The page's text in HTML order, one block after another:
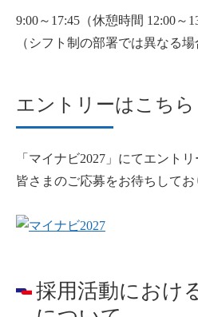
9:00～17:45（休憩時間 12:00～
（シフト制の部署では異なる場
エントリーはこちら
「マイナビ2027」にてエント
皆さまのご応募をお待ちしてお
採用活動におけ